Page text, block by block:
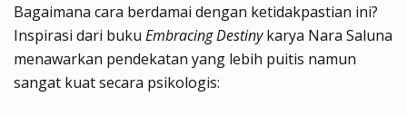
Bagaimana cara berdamai dengan ketidakpastian ini?
Inspirasi dari buku Embracing Destinykarya Nara Saluna
menawarkan pendekatan yang lebih puitis namun
sangat kuat secara psikologis: